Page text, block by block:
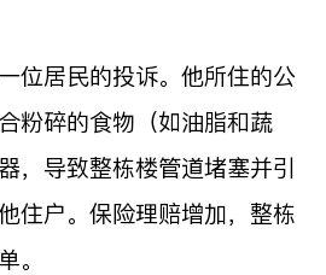
位居民的投诉。他所住的公
粉碎的食物（如油脂和蔬
，导致整栋楼管道堵塞并引
住户。保险理赔增加，整栋
。